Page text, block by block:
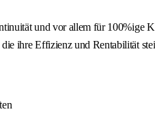
und vor allem für 100%ige
ihre Effizienz und Rentabilität